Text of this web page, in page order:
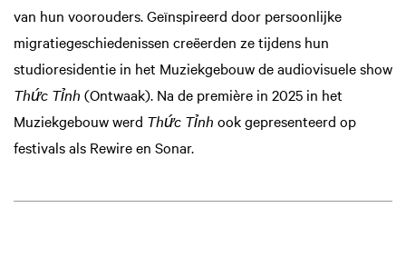
van hun voorouders. Geïnspireerd door persoonlijke
migratiegeschiedenissen creëerden ze tijdens hun
studioresidentie in het Muziekgebouw de audiovisuele show
Thức Tỉnh (Ontwaak). Na de première in 2025 in het
Muziekgebouw werd Thức Tỉnh ook gepresenteerd op
festivals als Rewire en Sonar.